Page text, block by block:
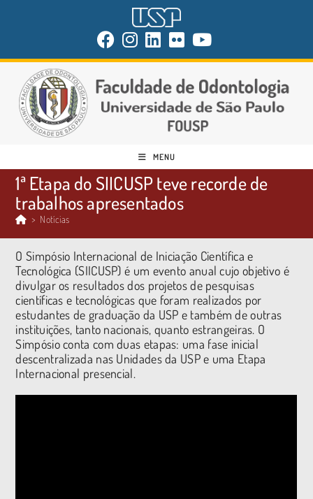
MENU
1ª Etapa do SIICUSP teve recorde de
trabalhos apresentados
> Notícias
O Simpósio Internacional de Iniciação Científica e
Tecnológica (SIICUSP) é um evento anual cujo objetivo é
divulgar os resultados dos projetos de pesquisas
científicas e tecnológicas que foram realizados por
estudantes de graduação da USP e também de outras
instituições, tanto nacionais, quanto estrangeiras. O
Simpósio conta com duas etapas: uma fase inicial
descentralizada nas Unidades da USP e uma Etapa
Internacional presencial.